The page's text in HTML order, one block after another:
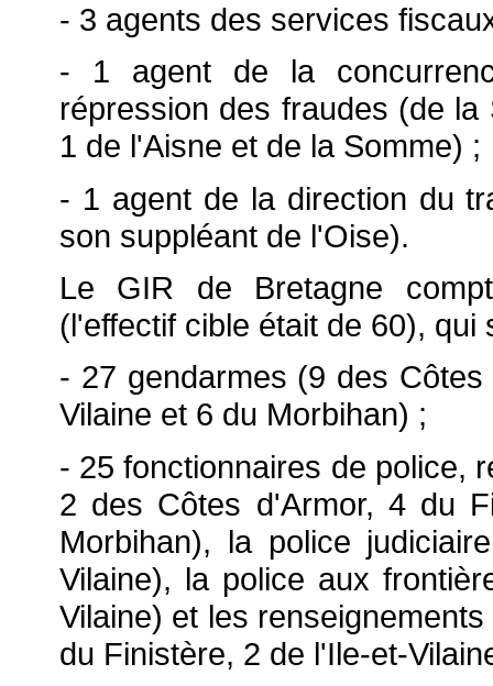
- 3 agents des services
- 1 agent de la
répression des fraudes (de
1 de l'Aisne et de la Somme) ;
- 1 agent de la direction du
son suppléant de l'Oise).
Le GIR de Bretagne
(l'effectif cible était de 60),
- 27 gendarmes (9 des
Vilaine et 6 du Morbihan) ;
- 25 fonctionnaires de police,
2 des Côtes d'Armor, 4 du
Morbihan), la police
Vilaine), la police aux
Vilaine) et les
du Finistère, 2 de l'Ile-et-